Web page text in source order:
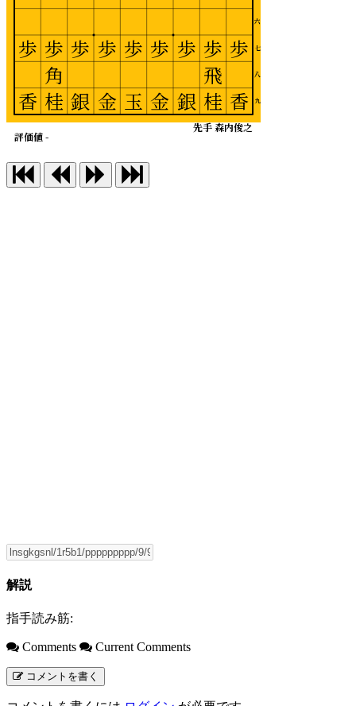
六
七
八
九
先手 森内俊之
評価値 -
歩
香
歩
飛
桂
歩
銀
歩
金
歩
玉
歩
金
歩
銀
歩
角
桂
歩
香
解説
指手読み筋:
Comments Current Comments
コメントを書く